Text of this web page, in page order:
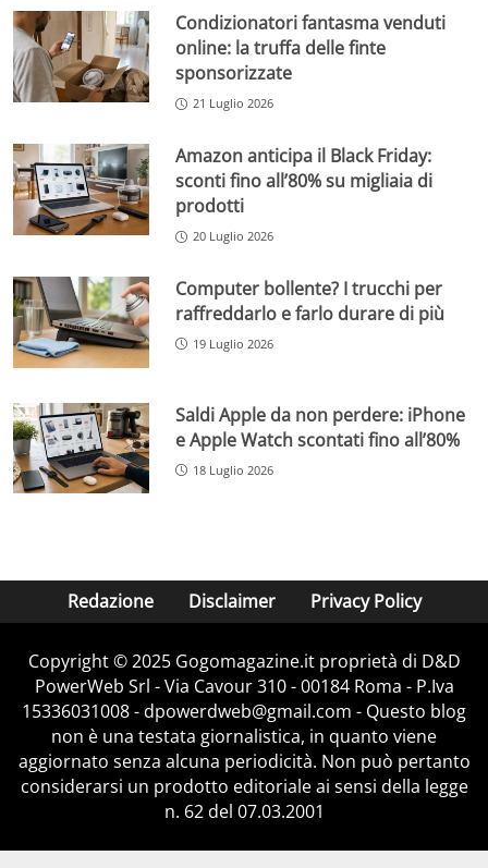
Condizionatori fantasma venduti
online: la truffa delle finte
sponsorizzate
21 Luglio 2026
Amazon anticipa il Black Friday:
sconti fino all’80% su migliaia di
prodotti
20 Luglio 2026
Computer bollente? I trucchi per
raffreddarlo e farlo durare di più
19 Luglio 2026
Saldi Apple da non perdere: iPhone
e Apple Watch scontati fino all’80%
18 Luglio 2026
Redazione Disclaimer Privacy Policy
Copyright © 2025 Gogomagazine.it proprietà di D&D
PowerWeb Srl - Via Cavour 310 - 00184 Roma - P.Iva
15336031008 - dpowerdweb@gmail.com - Questo blog
non è una testata giornalistica, in quanto viene
aggiornato senza alcuna periodicità. Non può pertanto
considerarsi un prodotto editoriale ai sensi della legge
n. 62 del 07.03.2001